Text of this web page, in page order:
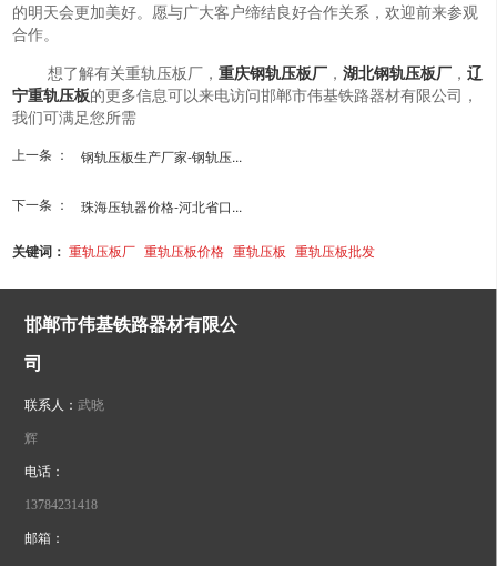
的明天会更加美好。愿与广大客户缔结良好合作关系，欢迎前来参观
合作。
想了解有关重轨压板厂，重庆钢轨压板厂 ，湖北钢轨压板厂 ，辽
宁重轨压板的更多信息可以来电访问邯郸市伟基铁路器材有限公司，
我们可满足您所需
上一条 ： 钢轨压板生产厂家-钢轨压...
下一条 ： 珠海压轨器价格-河北省口...
关键词：重轨压板厂 重轨压板价格 重轨压板 重轨压板批发
邯郸市伟基铁路器材有限公
司
联系人：武晓
辉
电话：
13784231418
邮箱：